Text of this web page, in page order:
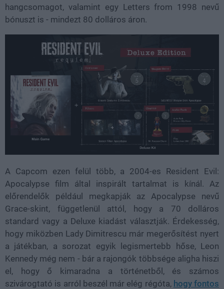
hangcsomagot, valamint egy Letters from 1998 nevű
bónuszt is - mindezt 80 dolláros áron.
A Capcom ezen felül több, a 2004-es Resident Evil:
Apocalypse film által inspirált tartalmat is kínál. Az
előrendelők például megkapják az Apocalypse nevű
Grace-skint, függetlenül attól, hogy a 70 dolláros
standard vagy a Deluxe kiadást választják. Érdekesség,
hogy miközben Lady Dimitrescu már megerősítést nyert
a játékban, a sorozat egyik legismertebb hőse, Leon
Kennedy még nem - bár a rajongók többsége aligha hiszi
el, hogy ő kimaradna a történetből, és számos
szivárogtató is arról beszél már elég régóta, hogy fontos